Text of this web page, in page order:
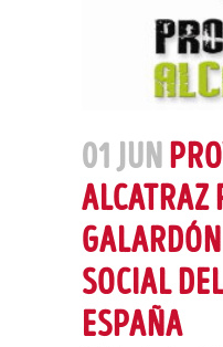
01 JUN
ALCATRAZ
SOCIAL
ESPAÑA